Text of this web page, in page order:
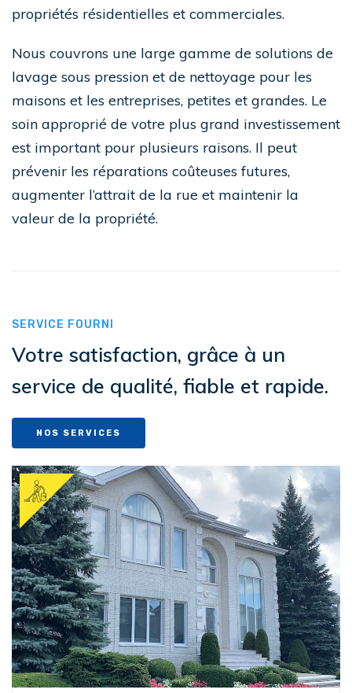
propriétés résidentielles et commerciales.
Nous couvrons une large gamme de solutions de
lavage sous pression et de nettoyage pour les
maisons et les entreprises, petites et grandes. Le
soin approprié de votre plus grand investissement
est important pour plusieurs raisons. Il peut
prévenir les réparations coûteuses futures,
augmenter l’attrait de la rue et maintenir la
valeur de la propriété.
SERVICE FOURNI
Votre satisfaction, grâce à un
service de qualité, fiable et rapide.
NOS SERVICES